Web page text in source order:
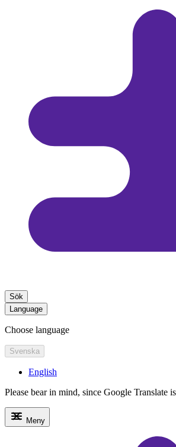
Sök
Language
Choose language
Svenska
English
Please bear in mind, since Google Translate
Meny